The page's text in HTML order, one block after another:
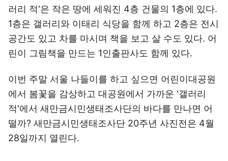
러리 적'은 작은 땅에 세워진 4층 건물의 1층에 있다.
1층은 갤러리와 이태리 식당을 함께 하고 2층은 전시
공간도 있고 차를 마시며 책을 보고 살 수도 있다. 어
린이 그림책을 만드는 1인출판사도 함께 있다.
이번 주말 서울 나들이를 하고 싶으면 어린이대공원
에서 봄꽃을 감상하고 대공원에서 가까운 '갤러리
적'에서 새만금시민생태조사단의 바다를 만나면 어
떨까? 새만금시민생태조사단 20주년 사진전은 4월
28일까지 열린다.